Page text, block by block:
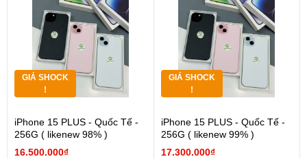
GIÁ SHOCK
!
iPhone 15 PLUS - Quốc Tế -
256G ( likenew 98% )
16.500.000₫
GIÁ SHOCK
!
iPhone 15 PLUS - Quốc Tế -
256G ( likenew 99% )
17.300.000₫